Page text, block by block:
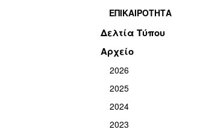
ΕΠΙΚΑΙΡΟΤΗΤΑ
Δελτία Τύπου
Αρχείο
2026
2025
2024
2023